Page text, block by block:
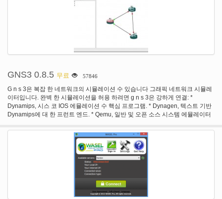
WinPcap 개발자는 경험이 풍부한 Windows 드라이버 작가, 그리고 견고한 안정
성을 강조 하는 소프트웨어 개발에 그들의 접근. 주의 사항: 버 기 드라이버는 블
루 스크린을 의미 한다. · 최종 사용자를 위한 사용 하기 쉬운. WinPcap는 모든
지원 되는 운영 체제에서 실행 되는 하나의 작은 실행 파일과 배포 됩니다. 실행
파일, 실행 되며 그 순간부터 윈도우를 캡처하고 원시 네트워크 트래픽을 보낼
든 버전의 WinPcap 설명서, 라이브러리를 포함 하는 개발자의 팩와 즉시 새로운
플 프로그램을 Visual Studio와 고 니, 둘 다 컴파일할 준비가 집합이 포함 되어
있습니다 그리고 훌륭한 출발점으로 사용할 수 있습니다. · 멀티 플랫폼입니다.
WinPcap은 적극적으로 Windows NT, Windows 2000, Windows XP 및
Windows Server 2003에 유지 됩니다. WinPcap Windows 95, Windows 98 및
Windows ME에 사용할 수 있습니다 하지만이 운영 체제 이상 유지 되지 않습니
다. Windows Vista는 예비 지원 일부 기능을 사용할 수 없습니다. · 휴대용입니
Windows 포트를 사용할 수 있습니다. 이 또한 Windows 응용 프로그램 유닉스
를 쉽게 휴대용 된다는 것을 의미 합니다. · 잘 문서화 되어있다. WinPcap 설명
서 따라 하기 쉬운 하이퍼 링크 방식으로 API 및 내부 문서. 설명서의 모든
WinPcap 기능을 단계별로 튜토리얼.
사용 하 여, 사용자가 무선으로 공유할 수 있는 모든 인터넷 연결 (Wifi, LAN, 케
이블 모뎀, 전화 접속, 셀룰러, 등) 모든 Wifi 장치 (노트북, 스마트폰, 아이팟 터치,
아이폰, 안 드 로이드 전화, 준, Netbook, 무선 프린터, 등.) 이 소자 들은 다른 액
세스 포인트 처럼 가상 Wifi 핫스팟 연결 및 연결이 완전히 w p a 2를 사용 하 여
GNS3 0.8.5 무료 57846
G n s 3은 복잡 한 네트워크의 시뮬레이션 수 있습니다 그래픽 네트워크 시뮬레
이터입니다. 완벽 한 시뮬레이션을 허용 하려면 g n s 3은 강하게 연결: *
Dynamips, 시스 코 IOS 에뮬레이션 수 핵심 프로그램. * Dynagen, 텍스트 기반
Dynamips에 대 한 프런트 엔드. * Qemu, 일반 및 오픈 소스 시스템 에뮬레이터
CCIP, CCIE, JNCIA, JNCIS, JNCIE 등을 전달 하 고 싶은 사람들을 위한 실제 실
험실에 우수한 보완적인 도구입니다. 그것은 또한 시스 코 IOS, 주 니 퍼는
JunOS의 기능 실험 또는 실제 라우터에서 나중에 배포 해야 하는 구성을 확인
하려면 사용할 수 있습니다. 이 프로젝트는 오픈 소스, 윈도우, 리눅스 및 맥 Os
X 등 여러 운영 체제에서 사용할 수 있는 무료 프로그램입니다. 기능 개요 * 높은
품질과 복잡 한 네트워크 토폴로지 디자인. * 많은 시스 코 IOS 라우터 플랫폼,
IPS, PIX 및 ASA 방화벽, JunOS의 에뮬레이션입니다. * 시뮬레이션 간단한 이더
넷, ATM 및 프레임 릴레이 스위치. * 현실 세계를 가상된 네트워크의 연결! * 패킷